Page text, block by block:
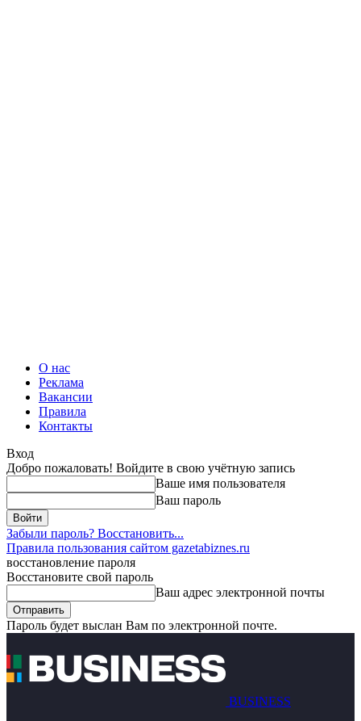
О нас
Реклама
Вакансии
Правила
Контакты
Вход
Добро пожаловать! Войдите в свою учётную запись
Ваше имя пользователя
Ваш пароль
Забыли пароль? Восстановить...
Правила пользования сайтом gazetabiznes.ru
восстановление пароля
Восстановите свой пароль
Ваш адрес электронной почты
Пароль будет выслан Вам по электронной почте.
BUSINESS